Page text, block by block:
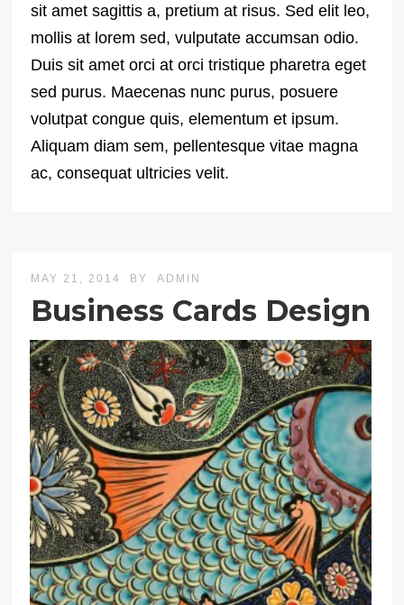
sit amet sagittis a, pretium at risus. Sed elit leo,
mollis at lorem sed, vulputate accumsan odio.
Duis sit amet orci at orci tristique pharetra eget
sed purus. Maecenas nunc purus, posuere
volutpat congue quis, elementum et ipsum.
Aliquam diam sem, pellentesque vitae magna
ac, consequat ultricies velit.
MAY 21, 2014 BY ADMIN
Business Cards Design